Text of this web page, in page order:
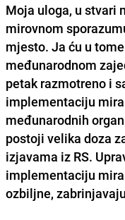
Moja uloga, u stvari
mirovnom
mjesto. Ja ću u
međunarodnom
petak razmotreno i
implementaciju
međunarodnih
postoji velika doza
izjavama iz RS.
implementaciju
ozbiljne,